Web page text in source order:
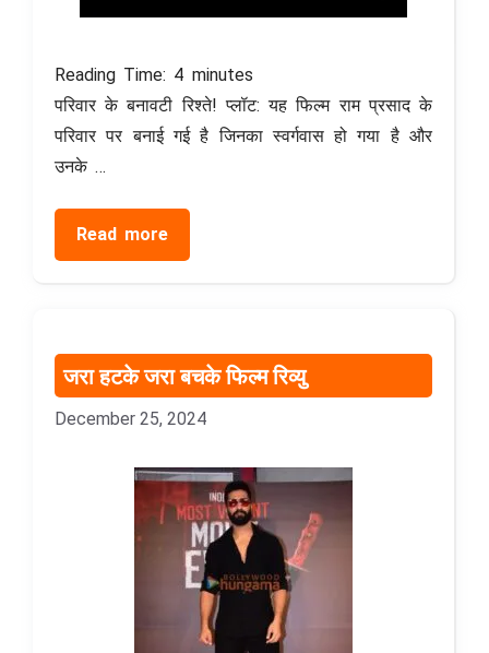
Reading Time: 4 minutes
परिवार के बनावटी रिश्ते! प्लॉट: यह फिल्म राम प्रसाद के
परिवार पर बनाई गई है जिनका स्वर्गवास हो गया है और
उनके …
Read more
जरा हटके जरा बचके फिल्म रिव्यु
December 25, 2024